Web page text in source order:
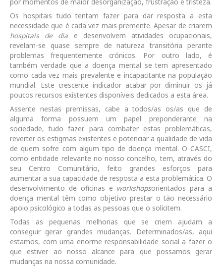
Os hospitais tudo tentam fazer para dar resposta a esta
necessidade que é cada vez mais premente. Apesar de criarem
hospitais de dia e desenvolvem atividades ocupacionais,
revelam-se quase sempre de natureza transitória perante
problemas frequentemente crónicos. Por outro lado, é
também verdade que a doença mental se tem apresentado
como cada vez mais prevalente e incapacitante na população
mundial. Este crescente indicador acabar por diminuir os já
poucos recursos existentes disponíveis dedicados a esta área.
Assente nestas premissas, cabe a todos/as os/as que de
alguma forma possuem um papel preponderante na
sociedade, tudo fazer para combater estas problemáticas,
reverter os estigmas existentes e potenciar a qualidade de vida
de quem sofre com algum tipo de doença mental. O CASCI,
como entidade relevante no nosso concelho, tem, através do
seu Centro Comunitário, feito grandes esforços para
aumentar a sua capacidade de resposta a esta problemática. O
desenvolvimento de oficinas e workshopsorientados para a
doença mental têm como objetivo prestar o tão necessário
apoio psicológico a todas as pessoas que o solicitem.
Todas as pequenas melhorias que se criem ajudam a
conseguir gerar grandes mudanças. Determinados/as, aqui
estamos, com uma enorme responsabilidade social a fazer o
que estiver ao nosso alcance para que possamos gerar
mudanças na nossa comunidade.